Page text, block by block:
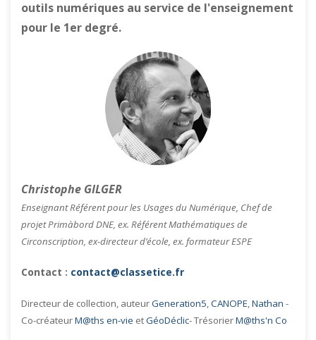
outils numériques au service de l'enseignement
pour le 1er degré.
Christophe GILGER
Enseignant Référent pour les Usages du Numérique, Chef de
projet Primàbord DNE, ex. Référent Mathématiques de
Circonscription, ex-directeur d’école, ex. formateur ESPE
Contact : contact@classetice.fr
Directeur de collection, auteurGeneration5,CANOPE,Nathan -
Co-créateurM@ths en-vie etGéoDéclic- TrésorierM@ths'n Co